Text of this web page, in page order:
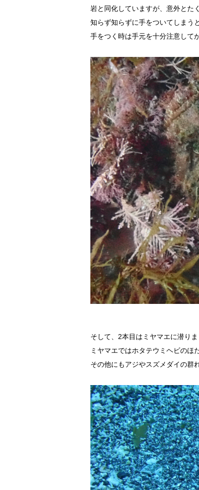
岩と同化していますが、意外とた
知らず知らずに手をついてしまう
手をつく時は手元を十分注意して
そして、2本目はミヤマエに潜りま
ミヤマエではホタテウミヘビのほ
その他にもアジやスズメダイの群